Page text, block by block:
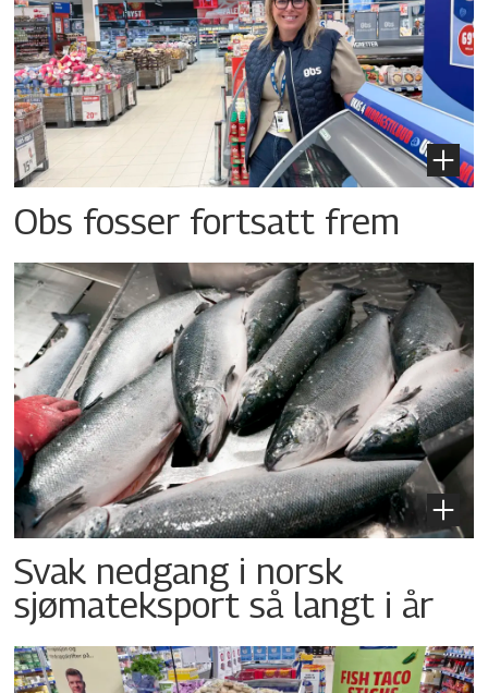
Obs fosser fortsatt frem
Svak nedgang i norsk
sjømateksport så langt i år